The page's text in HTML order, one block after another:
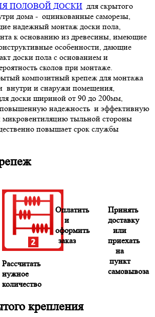
ПОЛОВОЙ ДОСКИ для скрытого
дома - оцинкованные саморезы,
надежный монтаж доски пола,
к основанию из древесины, имеющие
особенности, дающие
доски пола с основанием и
сколов при монтаже.
композитный крепеж для монтажа
внутри и снаружи помещения,
доски шириной от 90 до 200мм,
повышенную надежность и эффективную
тыльной стороны
повышает срок службы
Рассчитать
нужное
количество
Оплатить
и
оформить
заказ
Принять
доставку
или
приехать
на
пункт
самовывоза
крепления